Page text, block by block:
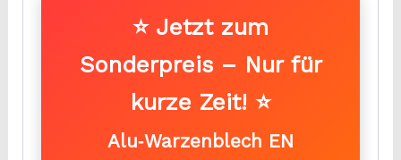
⭐ Jetzt zum
Sonderpreis – Nur für
kurze Zeit! ⭐
Alu‑Warzenblech EN